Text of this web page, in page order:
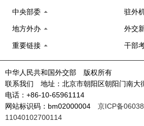
中央部委 驻外
地方外办 外交
重要链接 干部
中华人民共和国外交部 版权所有
联系我们 地址：北京市朝阳区朝阳门南
电话：+86-10-65961114
网站标识码：bm02000004 京ICP备
11040102700114